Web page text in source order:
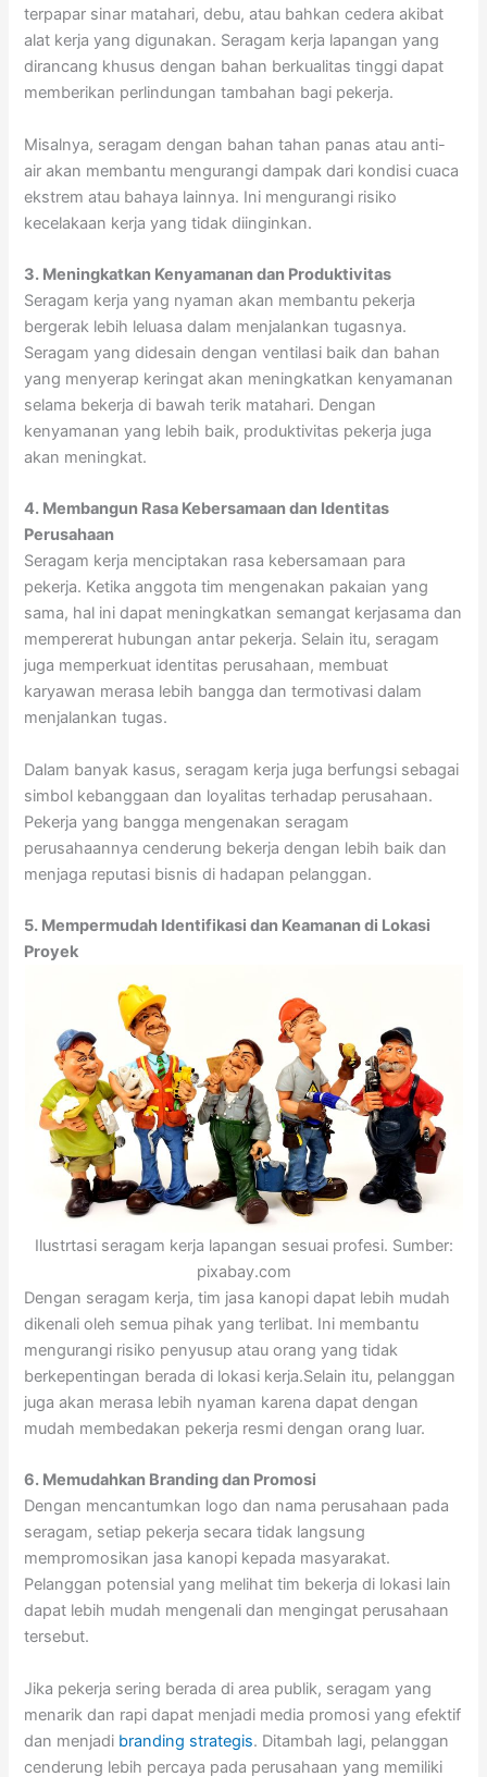
terpapar sinar matahari, debu, atau bahkan cedera akibat
alat kerja yang digunakan. Seragam kerja lapangan yang
dirancang khusus dengan bahan berkualitas tinggi dapat
memberikan perlindungan tambahan bagi pekerja.
Misalnya, seragam dengan bahan tahan panas atau anti-
air akan membantu mengurangi dampak dari kondisi cuaca
ekstrem atau bahaya lainnya. Ini mengurangi risiko
kecelakaan kerja yang tidak diinginkan.
3. Meningkatkan Kenyamanan dan Produktivitas
Seragam kerja yang nyaman akan membantu pekerja
bergerak lebih leluasa dalam menjalankan tugasnya.
Seragam yang didesain dengan ventilasi baik dan bahan
yang menyerap keringat akan meningkatkan kenyamanan
selama bekerja di bawah terik matahari. Dengan
kenyamanan yang lebih baik, produktivitas pekerja juga
akan meningkat.
4. Membangun Rasa Kebersamaan dan Identitas
Perusahaan
Seragam kerja menciptakan rasa kebersamaan para
pekerja. Ketika anggota tim mengenakan pakaian yang
sama, hal ini dapat meningkatkan semangat kerjasama dan
mempererat hubungan antar pekerja. Selain itu, seragam
juga memperkuat identitas perusahaan, membuat
karyawan merasa lebih bangga dan termotivasi dalam
menjalankan tugas.
Dalam banyak kasus, seragam kerja juga berfungsi sebagai
simbol kebanggaan dan loyalitas terhadap perusahaan.
Pekerja yang bangga mengenakan seragam
perusahaannya cenderung bekerja dengan lebih baik dan
menjaga reputasi bisnis di hadapan pelanggan.
5. Mempermudah Identifikasi dan Keamanan di Lokasi
Proyek
Ilustrtasi seragam kerja lapangan sesuai profesi. Sumber:
pixabay.com
Dengan seragam kerja, tim jasa kanopi dapat lebih mudah
dikenali oleh semua pihak yang terlibat. Ini membantu
mengurangi risiko penyusup atau orang yang tidak
berkepentingan berada di lokasi kerja.Selain itu, pelanggan
juga akan merasa lebih nyaman karena dapat dengan
mudah membedakan pekerja resmi dengan orang luar.
6. Memudahkan Branding dan Promosi
Dengan mencantumkan logo dan nama perusahaan pada
seragam, setiap pekerja secara tidak langsung
mempromosikan jasa kanopi kepada masyarakat.
Pelanggan potensial yang melihat tim bekerja di lokasi lain
dapat lebih mudah mengenali dan mengingat perusahaan
tersebut.
Jika pekerja sering berada di area publik, seragam yang
menarik dan rapi dapat menjadi media promosi yang efektif
dan menjadi branding strategis. Ditambah lagi, pelanggan
cenderung lebih percaya pada perusahaan yang memiliki